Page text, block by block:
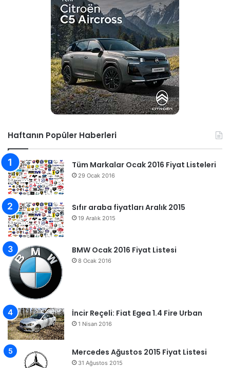
Haftanın Popüler Haberleri
Tüm Markalar Ocak 2016 Fiyat Listeleri
29 Ocak 2016
Sıfır araba fiyatları Aralık 2015
19 Aralık 2015
BMW Ocak 2016 Fiyat Listesi
8 Ocak 2016
İncir Reçeli: Fiat Egea 1.4 Fire Urban
1 Nisan 2016
Mercedes Ağustos 2015 Fiyat Listesi
31 Ağustos 2015